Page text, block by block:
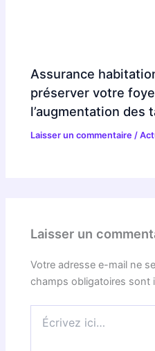
Assurance
préserver votre
l’augmentation des
Laisser un commentaire /
Laisser un
Votre adresse e-mail ne
champs obligatoires sont
ici…